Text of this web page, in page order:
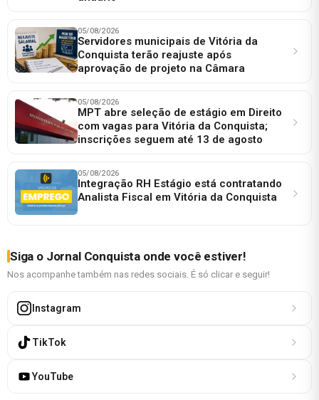
05/08/2026
Servidores municipais de Vitória da
Conquista terão reajuste após
aprovação de projeto na Câmara
05/08/2026
MPT abre seleção de estágio em Direito
com vagas para Vitória da Conquista;
inscrições seguem até 13 de agosto
05/08/2026
Integração RH Estágio está contratando
Analista Fiscal em Vitória da Conquista
Siga o Jornal Conquista onde você estiver!
Nos acompanhe também nas redes sociais. É só clicar e seguir!
Instagram
TikTok
YouTube